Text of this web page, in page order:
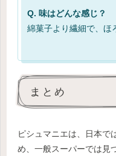
Q. 味はどんな感じ？
綿菓子より繊細で、ほ
まとめ
ピシュマニエは、日本で
め、一般スーパーでは見